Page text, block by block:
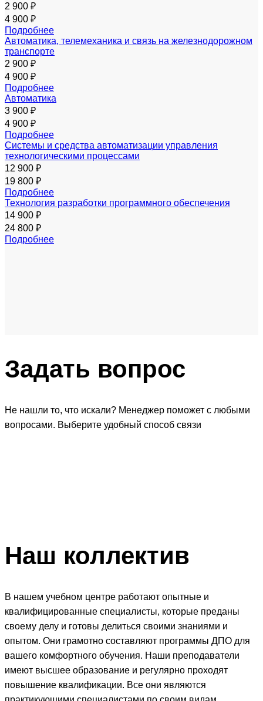
2 900 ₽
4 900 ₽
Подробнее
Автоматика, телемеханика и связь на железнодорожном
транспорте
2 900 ₽
4 900 ₽
Подробнее
Автоматика
3 900 ₽
4 900 ₽
Подробнее
Системы и средства автоматизации управления
технологическими процессами
12 900 ₽
19 800 ₽
Подробнее
Технология разработки программного обеспечения
14 900 ₽
24 800 ₽
Подробнее
Задать вопрос
Не нашли то, что искали? Менеджер поможет с любыми
вопросами. Выберите удобный способ связи
Наш коллектив
В нашем учебном центре работают опытные и
квалифицированные специалисты, которые преданы
своему делу и готовы делиться своими знаниями и
опытом. Они грамотно составляют программы ДПО для
вашего комфортного обучения. Наши преподаватели
имеют высшее образование и регулярно проходят
повышение квалификации. Все они являются